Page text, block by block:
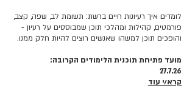
לומדים איך רעיונות חיים ברשת: תשומת לב, שפה, קצב,
פורמטים, קהילות ומהלכי תוכן שמבוססים על רעיון -
והופכים תוכן למשהו שאנשים רוצים להיות חלק ממנו.
מועד פתיחת תוכנית הלימודים הקרובה:
27.7.26
קרא/י עוד